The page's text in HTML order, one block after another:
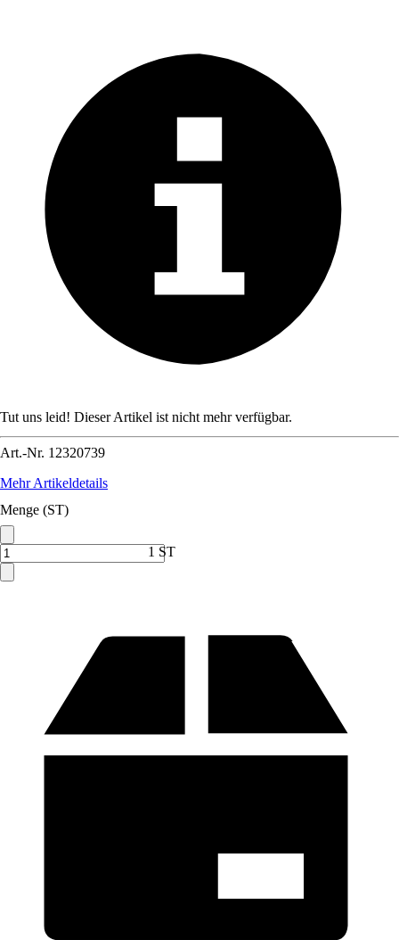
Tut uns leid! Dieser Artikel ist nicht mehr verfügbar.
Art.-Nr. 12320739
Mehr Artikeldetails
Menge (ST)
1 ST